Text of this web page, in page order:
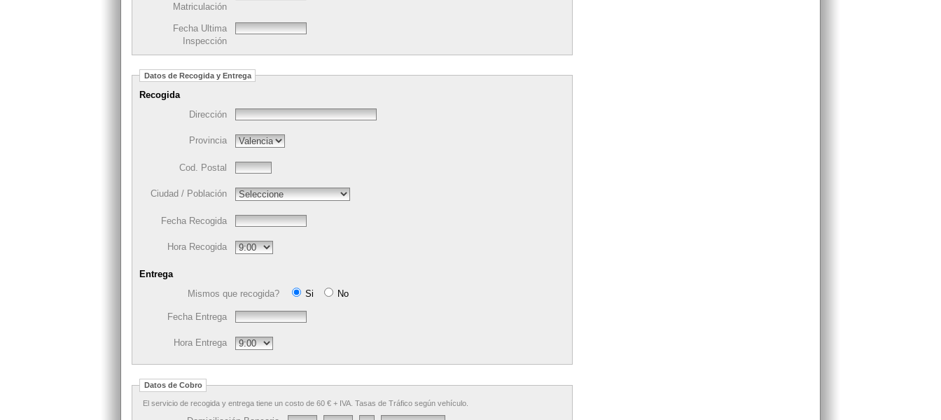
Matriculación
Fecha Ultima
Inspección
Datos de Recogida y Entrega
Recogida
Dirección
Provincia
Cod. Postal
Ciudad / Población
Fecha Recogida
Hora Recogida
Entrega
Mismos que recogida?
Si No
Fecha Entrega
Hora Entrega
Datos de Cobro
El servicio de recogida y entrega tiene un costo de 60 € + IVA. Tasas de Tráfico según vehículo.